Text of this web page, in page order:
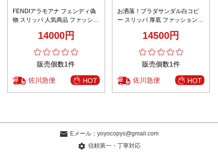
FENDIアラモアナ フェンディ偽
物 スリッパ 人気商品 ファッショ
14000円
販売個数1件
佐川急便 HOT
お洒落！プラダサンダル白コピ
ー スリッパ 厚底 ファッション
14500円
販売個数1件
佐川急便 HOT
Eメール： yoyocopys@gmail.com
信頼第一・丁寧対応